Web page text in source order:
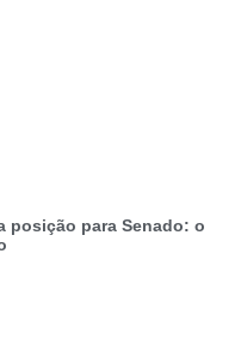
posição para Senado: o